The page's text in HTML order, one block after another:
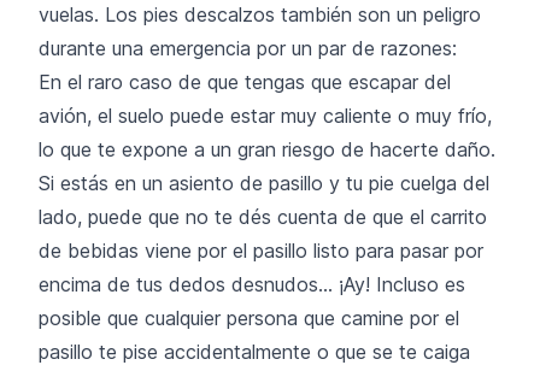
vuelas. Los pies descalzos también son un peligro
durante una emergencia por un par de razones:
En el raro caso de que tengas que escapar del
avión, el suelo puede estar muy caliente o muy frío,
lo que te expone a un gran riesgo de hacerte daño.
Si estás en un asiento de pasillo y tu pie cuelga del
lado, puede que no te dés cuenta de que el carrito
de bebidas viene por el pasillo listo para pasar por
encima de tus dedos desnudos... ¡Ay! Incluso es
posible que cualquier persona que camine por el
pasillo te pise accidentalmente o que se te caiga